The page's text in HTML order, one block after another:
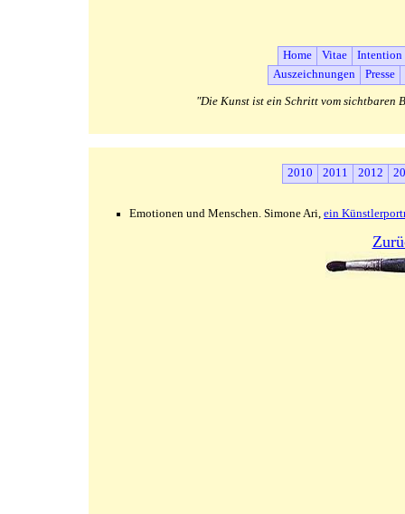
Home Vitae
Intention
Auszeichnungen
Presse
"Die Kunst ist ein Schritt vom sichtbaren
2010 2011 2012
Emotionen und Menschen. Simone Ari, ein